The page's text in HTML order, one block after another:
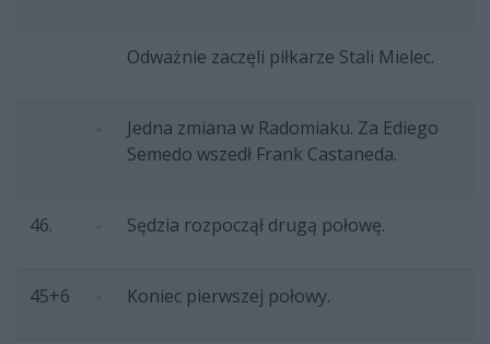
Odważnie zaczęli piłkarze Stali Mielec.
Jedna zmiana w Radomiaku. Za Ediego
Semedo wszedł Frank Castaneda.
46. Sędzia rozpoczął drugą połowę.
45+6 Koniec pierwszej połowy.